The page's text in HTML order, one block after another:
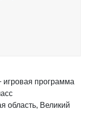
игровая программа
область, Великий